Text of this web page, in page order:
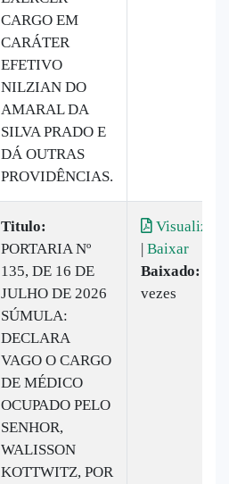
CARGO EM
CARÁTER
EFETIVO
NILZIAN DO
AMARAL DA
SILVA PRADO E
DÁ OUTRAS
PROVIDÊNCIAS.
Titulo:
PORTARIA Nº
135, DE 16 DE
JULHO DE 2026
SÚMULA:
DECLARA
VAGO O CARGO
DE MÉDICO
OCUPADO PELO
SENHOR,
WALISSON
KOTTWITZ, POR
Visualizar
| Baixar
Baixado:
vezes